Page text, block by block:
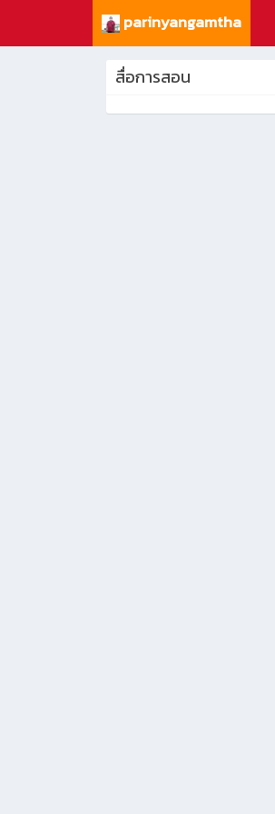
parinyangamtha
สื่อการสอน